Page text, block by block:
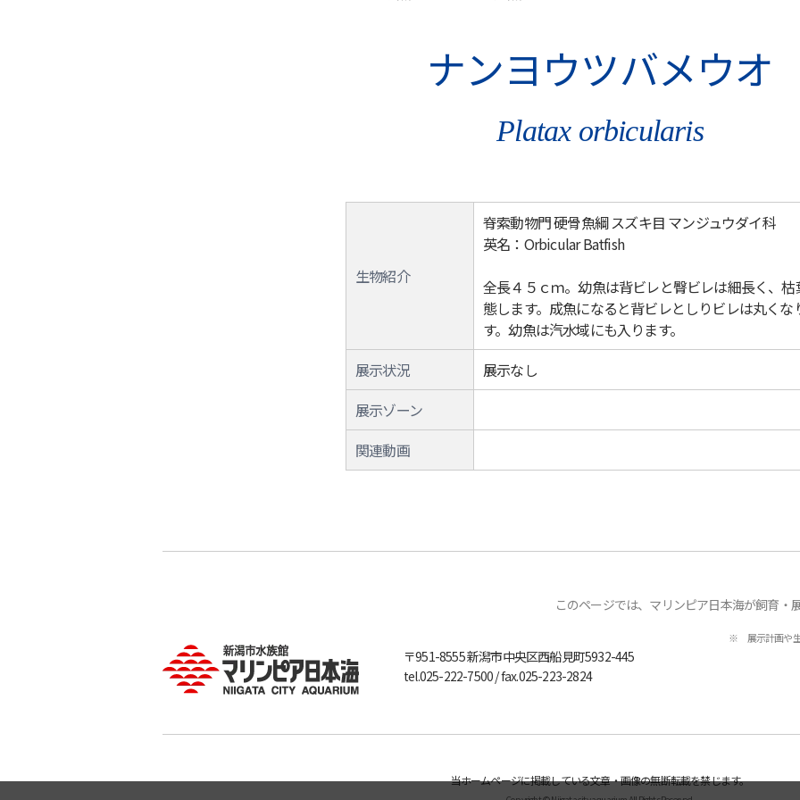
ナンヨウツバメウオ
Platax orbicularis
生物紹介
脊索動物門 硬骨魚綱 スズキ目 マンジュウダイ科
英名：Orbicular Batfish
全長４５ｃｍ。幼魚は背ビレと臀ビレは細長く、枯
態します。成魚になると背ビレとしりビレは丸くな
す。幼魚は汽水域にも入ります。
展示状況
展示なし
展示ゾーン
関連動画
このページでは、マリンピア日本海が飼育・
※ 展示計画や生
〒951-8555新潟市中央区西船見町5932-445
tel.025-222-7500/ fax.025-223-2824
当ホームページに掲載している文章・画像の無断転載を禁じます。